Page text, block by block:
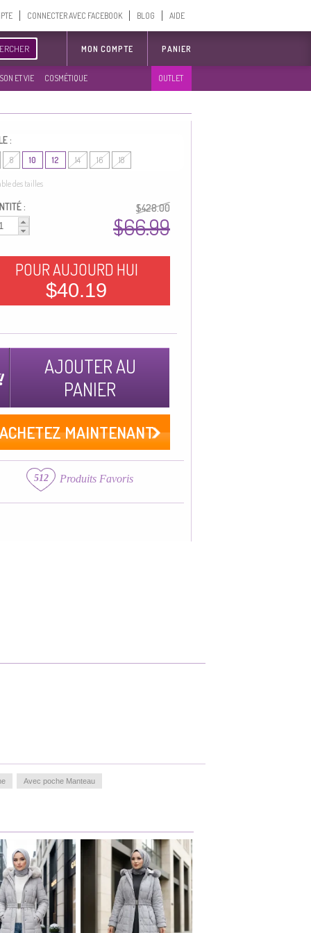
CONNECTER AVEC FACEBOOK BLOG AIDE
MON COMPTE PANIER
ET VIE COSMÉTIQUE OUTLET
:
8 10 12 14 16 18
des tailles
: $428.00
$66.99
POUR AUJOURD HUI
$40.19
AJOUTER AU
PANIER
MAINTENANT
512 Produits Favoris
Avec poche Manteau